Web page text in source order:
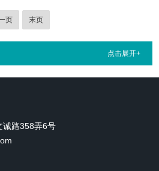
检漏仪基于光散射原理构建起精密的检
悬浮粒子的空气气流通过检测区域，粒
页 末页
点击展开+
诚路358弄6号